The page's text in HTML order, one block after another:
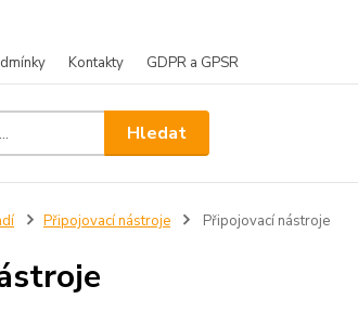
Kontakty GDPR a GPSR
Hledat
Připojovací nástroje Připojovací nástroje